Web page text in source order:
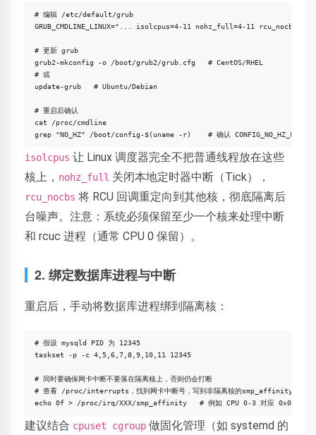
# 编辑 /etc/default/grub
GRUB_CMDLINE_LINUX="... isolcpus=4-11 nohz_full=4-11
# 更新 grub
grub2-mkconfig -o /boot/grub2/grub.cfg   # CentOS/RHEL
# 或
update-grub   # Ubuntu/Debian
# 重启后确认
cat /proc/cmdline
grep "NO_HZ" /boot/config-$(uname -r)    # 确认 CONFIG_NO_HZ_FULL=y
isolcpus 让 Linux 调度器完全不把普通线程放在这些
核上， nohz_full 关闭本地定时器中断（Tick），
rcu_nocbs 将 RCU 回调重定向到其他核，彻底隔离后
台噪声。注意：系统必须保留至少一个核来处理中断
和 rcuc 进程（通常 CPU 0 保留）。
2. 绑定数据库进程与中断
重启后，手动将数据库进程绑到隔离核：
# 假设 mysqld PID 为 12345
taskset -p -c 4,5,6,7,8,9,10,11 12345
# 同时要确保网卡中断不要落在隔离核上，否则仍会打断
# 查看 /proc/interrupts，找到网卡中断号，写到非隔离核的smp_affinity
echo 0f > /proc/irq/XXX/smp_affinity   # 例如 CPU 0-3 对应 0x0F
建议结合 cpuset cgroup 做固化管理（如 systemd 的